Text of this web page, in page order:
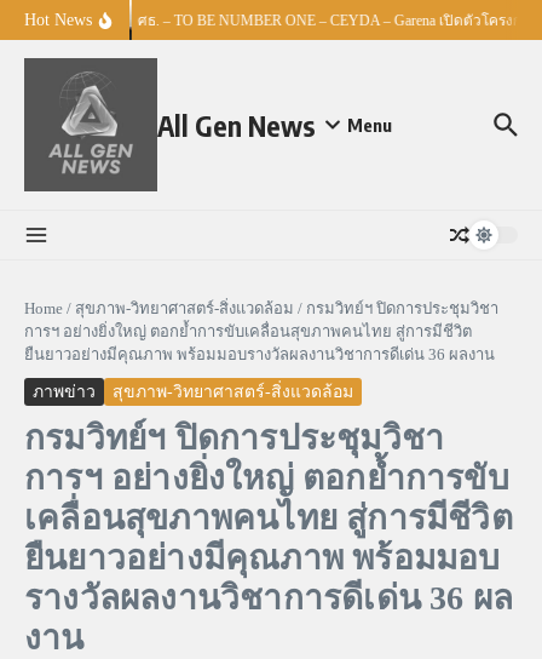
Skip to content
Hot News ศธ. – TO BE NUMBER ONE – CEYDA – Garena เปิดตัวโครงก
All Gen News Menu
Home / สุขภาพ-วิทยาศาสตร์-สิ่งแวดล้อม / กรมวิทย์ฯ ปิดการประชุมวิชา
การฯ อย่างยิ่งใหญ่ ตอกย้ำการขับเคลื่อนสุขภาพคนไทย สู่การมีชีวิต
ยืนยาวอย่างมีคุณภาพ พร้อมมอบรางวัลผลงานวิชาการดีเด่น 36 ผลงาน
ภาพข่าว สุขภาพ-วิทยาศาสตร์-สิ่งแวดล้อม
กรมวิทย์ฯ ปิดการประชุมวิชา
การฯ อย่างยิ่งใหญ่ ตอกย้ำการขับ
เคลื่อนสุขภาพคนไทย สู่การมีชีวิต
ยืนยาวอย่างมีคุณภาพ พร้อมมอบ
รางวัลผลงานวิชาการดีเด่น 36 ผล
งาน